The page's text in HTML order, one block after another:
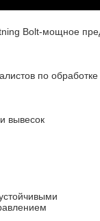
Bolt-мощное
по
вывесок